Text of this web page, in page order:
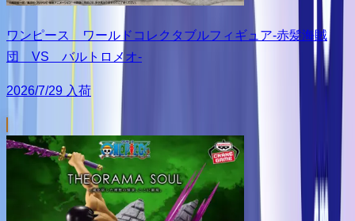
ワンピース ワールドコレクタブルフィギュア-赤髪海賊
団 VS バルトロメオ-
2026/7/29 入荷